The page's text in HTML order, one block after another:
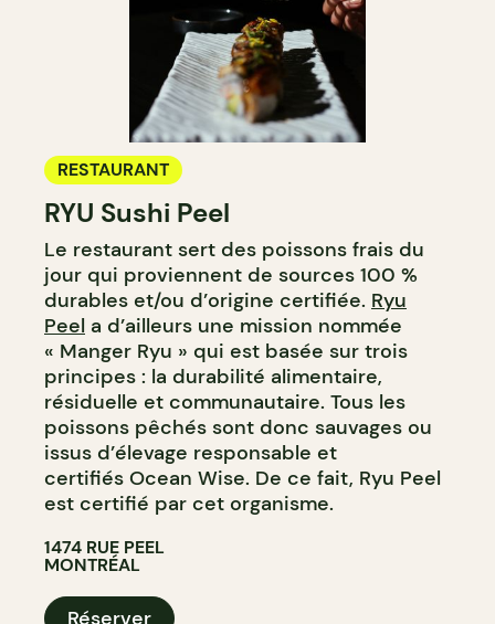
RESTAURANT
RYU Sushi Peel
Le restaurant sert des poissons frais du
jour qui proviennent de sources 100 %
durables et/ou d’origine certifiée. Ryu
Peel a d’ailleurs une mission nommée
« Manger Ryu » qui est basée sur trois
principes : la durabilité alimentaire,
résiduelle et communautaire. Tous les
poissons pêchés sont donc sauvages ou
issus d’élevage responsable et
certifiés Ocean Wise. De ce fait, Ryu Peel
est certifié par cet organisme.
1474 RUE PEEL
MONTRÉAL